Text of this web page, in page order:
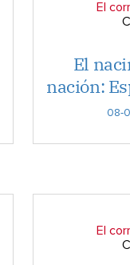
El
El
nación:
08-
El